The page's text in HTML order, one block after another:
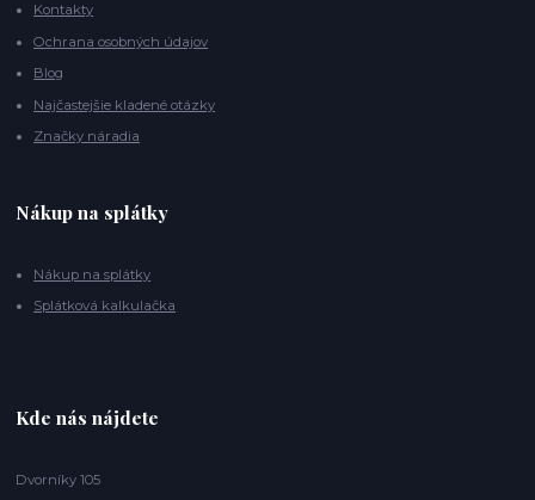
Kontakty
Ochrana osobných údajov
Blog
Najčastejšie kladené otázky
Značky náradia
Nákup na splátky
Nákup na splátky
Splátková kalkulačka
Kde nás nájdete
Dvorníky 105